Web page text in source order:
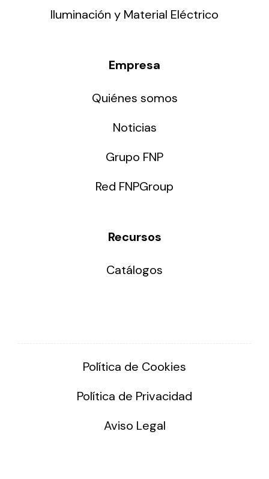
Iluminación y Material Eléctrico
Empresa
Quiénes somos
Noticias
Grupo FNP
Red FNPGroup
Recursos
Catálogos
Política de Cookies
Política de Privacidad
Aviso Legal